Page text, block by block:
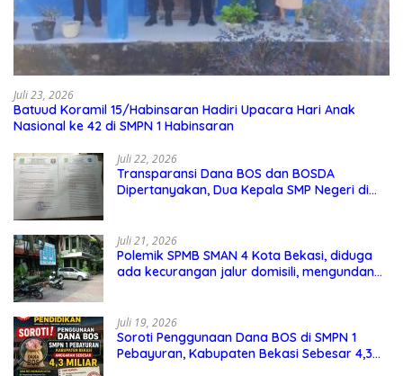
Juli 23, 2026
Batuud Koramil 15/Habinsaran Hadiri Upacara Hari Anak
Nasional ke 42 di SMPN 1 Habinsaran
Juli 22, 2026
Transparansi Dana BOS dan BOSDA
Dipertanyakan, Dua Kepala SMP Negeri di
Juli 21, 2026
Polemik SPMB SMAN 4 Kota Bekasi, diduga
ada kecurangan jalur domisili, mengundang
Juli 19, 2026
Soroti Penggunaan Dana BOS di SMPN 1
Pebayuran, Kabupaten Bekasi Sebesar 4,3